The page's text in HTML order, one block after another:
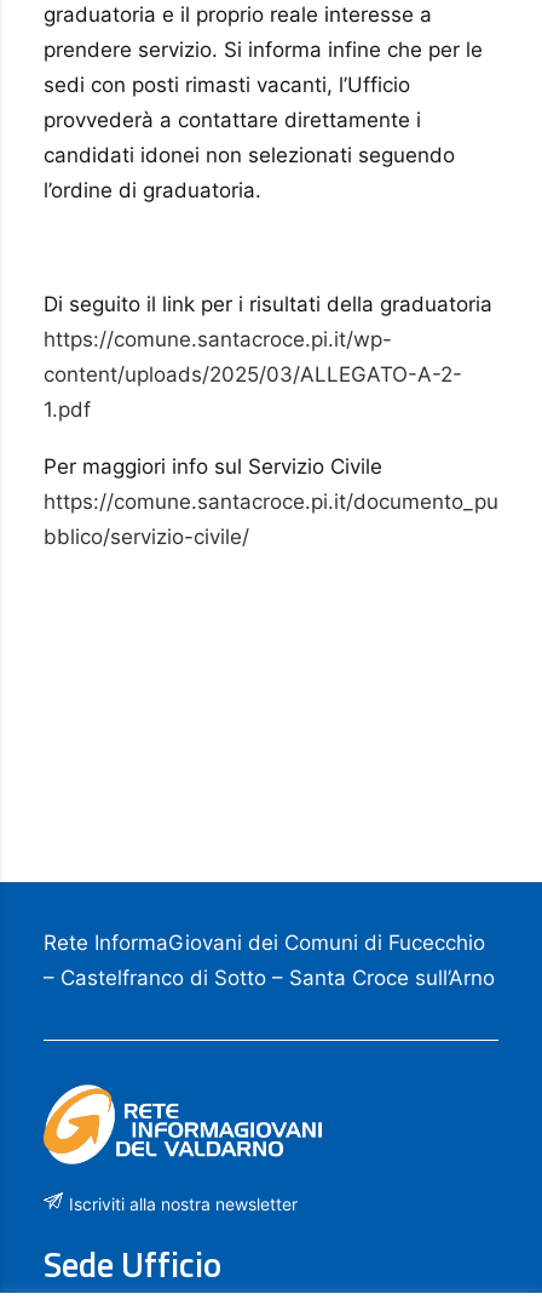
graduatoria e il proprio reale interesse a
prendere servizio. Si informa infine che per le
sedi con posti rimasti vacanti, l’Ufficio
provvederà a contattare direttamente i
candidati idonei non selezionati seguendo
l’ordine di graduatoria.
Di seguito il link per i risultati della graduatoria
https://comune.santacroce.pi.it/wp-
content/uploads/2025/03/ALLEGATO-A-2-
1.pdf
Per maggiori info sul Servizio Civile
https://comune.santacroce.pi.it/documento_pu
bblico/servizio-civile/
Rete InformaGiovani dei Comuni di Fucecchio
– Castelfranco di Sotto – Santa Croce sull’Arno
Iscriviti alla nostra newsletter
Sede Ufficio